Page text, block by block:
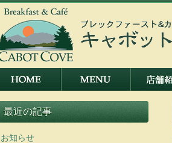
最近の記事
お知らせ